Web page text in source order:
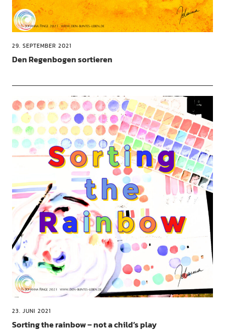
29. SEPTEMBER 2021
Den Regenbogen sortieren
23. JUNI 2021
Sorting the rainbow – not a child’s play